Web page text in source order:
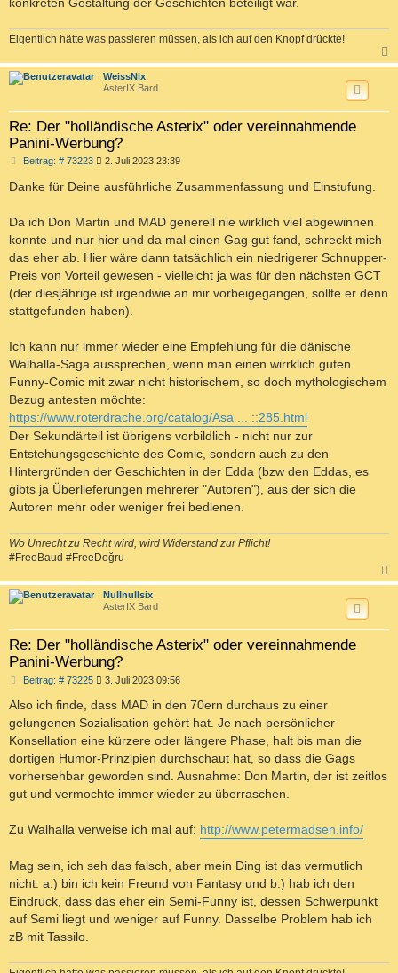
Eigentlich hätte was passieren müssen, als ich auf den Knopf drückte!
a
WeissNix
AsterIX Bard
Re: Der "holländische Asterix" oder vereinnahmende
Panini-Werbung?
Beitrag: # 73223B
i
a
g
2. Juli 2023 23:39
Danke für Deine ausführliche Zusammenfassung und Einstufung.
Da ich Don Martin und MAD generell nie wirklich viel abgewinnen
konnte und nur hier und da mal einen Gag gut fand, schreckt mich
das eher ab. Hier wäre dann tatsächlich ein niedrigerer Schnupper-
Preis von Vorteil gewesen - vielleicht ja was für den nächsten GCT
(der diesjährige ist irgendwie an mir vorbeigegangen, sollte er denn
stattgefunden haben).
Ich kann nur immer wieder eine Empfehlung für die dänische
Walhalla-Saga aussprechen, wenn man einen wirrklich guten
Funny-Comic mit zwar nicht historischem, so doch mythologischem
Bezug antesten möchte:
https://www.roterdrache.org/catalog/Asa ... ::285.html
Der Sekundärteil ist übrigens vorbildlich - nicht nur zur
Entstehungsgeschichte des Comic, sondern auch zu den
Hintergründen der Geschichten in der Edda (bzw den Eddas, es
gibts ja Überlieferungen mehrerer "Autoren"), aus der sich die
Autoren mehr oder weniger frei bedienen.
Wo Unrecht zu Recht wird, wird Widerstand zur Pflicht!
#FreeBaud #FreeDoğru
a
Nullnullsix
AsterIX Bard
Re: Der "holländische Asterix" oder vereinnahmende
Panini-Werbung?
Beitrag: # 73225B
i
r
a
g
3. Juli 2023 09:56
Also ich finde, dass MAD in den 70ern durchaus zu einer
gelungenen Sozialisation gehört hat. Je nach persönlicher
Konsellation eine kürzere oder längere Phase, halt bis man die
dortigen Humor-Prinzipien durchschaut hat, so dass die Gags
vorhersehbar geworden sind. Ausnahme: Don Martin, der ist zeitlos
gut und vermochte immer wieder zu überraschen.
Zu Walhalla verweise ich mal auf: http://www.petermadsen.info/
Mag sein, ich seh das falsch, aber mein Ding ist das vermutlich
nicht: a.) bin ich kein Freund von Fantasy und b.) hab ich den
Eindruck, dass das eher ein Semi-Funny ist, dessen Schwerpunkt
auf Semi liegt und weniger auf Funny. Dasselbe Problem hab ich
zB mit Tassilo.